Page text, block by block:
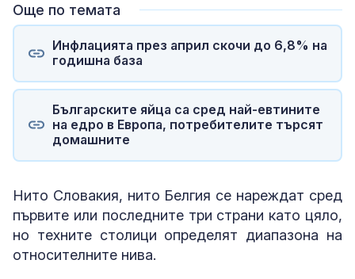
Още по темата
Инфлацията през април скочи до 6,8% на
годишна база
Българските яйца са сред най-евтините
на едро в Европа, потребителите търсят
домашните
Нито Словакия, нито Белгия се нареждат сред
първите или последните три страни като цяло,
но техните столици определят диапазона на
относителните нива.